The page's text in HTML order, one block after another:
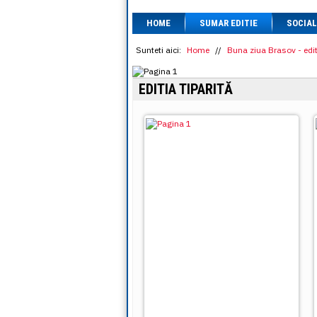
HOME SUMAR EDITIE SOCIAL
Sunteti aici: Home // Buna ziua Brasov -
EDITIA TIPARITĂ